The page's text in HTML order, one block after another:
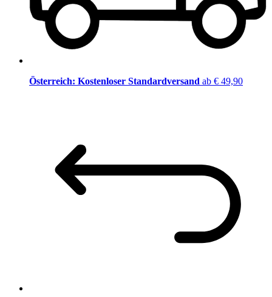
Österreich: Kostenloser Standardversand ab € 49,90